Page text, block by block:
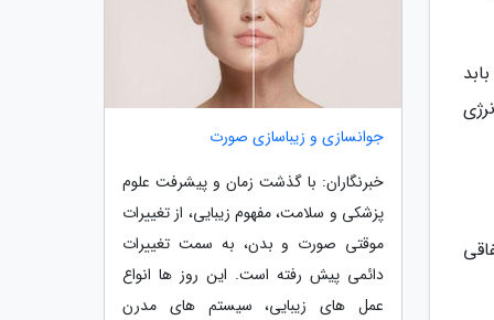
جوانسازی و زیباسازی صورت
خبرنگاران: با گذشت زمان و پیشرفت علوم
پزشکی و سلامت، مفهوم زیبایی، از تغییرات
موقتی صورت و بدن، به سمت تغییرات
دائمی پیش رفته است. این روز ها انواع
عمل های زیبایی، سیستم های مدرن